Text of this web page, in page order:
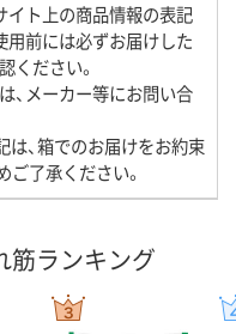
イト上の商品情報の表記
用前には必ずお届けした
ください。
、メーカー等にお問い合
は、箱でのお届けをお約束
了承ください。
筋ランキング